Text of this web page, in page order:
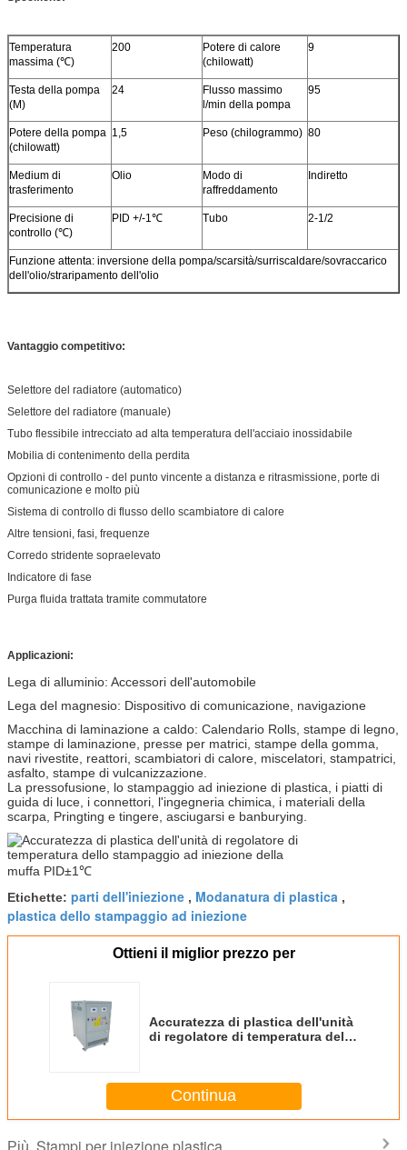
Temperatura
massima (℃)
200
Potere di calore
(chilowatt)
9
Testa della pompa
(M)
24
Flusso massimo
l/min della pompa
95
Potere della pompa
(chilowatt)
1,5 Peso (chilogrammo) 80
Medium di
trasferimento
Olio
Modo di
raffreddamento
Indiretto
Precisione di
controllo (℃)
PID +/-1℃ Tubo 2-1/2
Funzione attenta: inversione della pompa/scarsità/surriscaldare/sovraccarico
dell'olio/straripamento dell'olio
Vantaggio competitivo:
Selettore del radiatore (automatico)
Selettore del radiatore (manuale)
Tubo flessibile intrecciato ad alta temperatura dell'acciaio inossidabile
Mobilia di contenimento della perdita
Opzioni di controllo - del punto vincente a distanza e ritrasmissione, porte di
comunicazione e molto più
Sistema di controllo di flusso dello scambiatore di calore
Altre tensioni, fasi, frequenze
Corredo stridente sopraelevato
Indicatore di fase
Purga fluida trattata tramite commutatore
Applicazioni:
Lega di alluminio: Accessori dell'automobile
Lega del magnesio: Dispositivo di comunicazione, navigazione
Macchina di laminazione a caldo: Calendario Rolls, stampe di legno,
stampe di laminazione, presse per matrici, stampe della gomma,
navi rivestite, reattori, scambiatori di calore, miscelatori, stampatrici,
asfalto, stampe di vulcanizzazione.
La pressofusione, lo stampaggio ad iniezione di plastica, i piatti di
guida di luce, i connettori, l'ingegneria chimica, i materiali della
scarpa, Pringting e tingere, asciugarsi e banburying.
Etichette: parti dell'iniezione , Modanatura di plastica ,
plastica dello stampaggio ad iniezione
Ottieni il miglior prezzo per
Accuratezza di plastica dell'unità
di regolatore di temperatura dello
Continua
Più Stampi per iniezione plastica